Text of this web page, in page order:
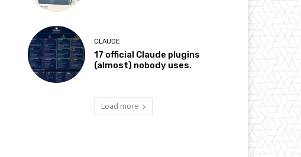
CLAUDE
17 official Claude plugins
(almost) nobody uses.
Load more